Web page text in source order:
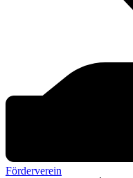
Förderverein